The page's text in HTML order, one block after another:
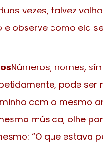
vezes, talvez
observe como ela
Números, nomes,
pode ser
com o mesmo
música, olhe
“O que estava